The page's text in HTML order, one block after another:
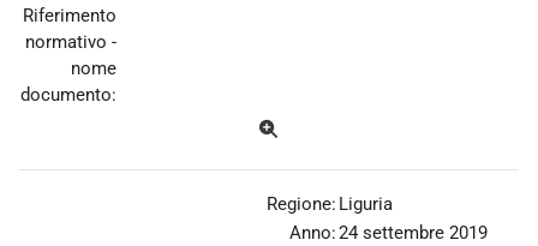
Riferimento
normativo -
nome
documento:
Regione: Liguria
Anno:24 settembre 2019